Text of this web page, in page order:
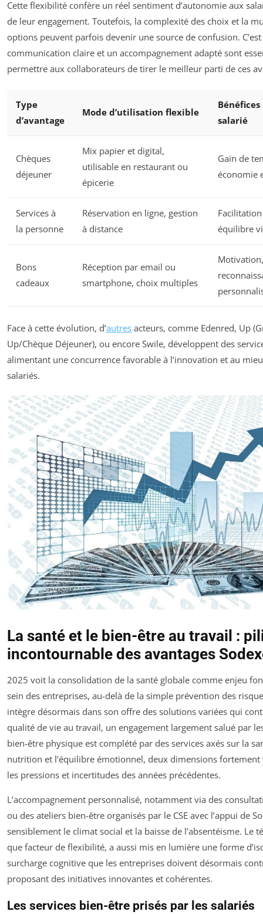
Cette flexibilité confère un réel sentiment d’autonomie aux
de leur engagement. Toutefois, la complexité des choix et la
options peuvent parfois devenir une source de confusion.
communication claire et un accompagnement adapté sont
permettre aux collaborateurs de tirer le meilleur parti de ces
Type
d’avantage
Mode d’utilisation flexible
salarié
Chèques
déjeuner
Mix papier et digital,
utilisable en restaurant ou
épicerie
Gain de
économie
Services à
la personne
Réservation en ligne, gestion
à distance
équilibre
Bons
cadeaux
Réception par email ou
smartphone, choix multiples
Motivation,
Face à cette évolution, d’autres acteurs, comme Edenred, Up
Up/Chèque Déjeuner), ou encore Swile, développent des
alimentant une concurrence favorable à l’innovation et au
salariés.
La santé et le bien-être au travail :
incontournable des avantages
2025 voit la consolidation de la santé globale comme enjeu
sein des entreprises, au-delà de la simple prévention des
intègre désormais dans son offre des solutions variées qui
qualité de vie au travail, un engagement largement salué par
bien-être physique est complété par des services axés sur la
nutrition et l’équilibre émotionnel, deux dimensions fortement
les pressions et incertitudes des années précédentes.
L’accompagnement personnalisé, notamment via des
ou des ateliers bien-être organisés par le CSE avec l’appui de
sensiblement le climat social et la baisse de l’absentéisme. Le
que facteur de flexibilité, a aussi mis en lumière une forme
surcharge cognitive que les entreprises doivent désormais
proposant des initiatives innovantes et cohérentes.
Les services bien-être prisés par les salariés